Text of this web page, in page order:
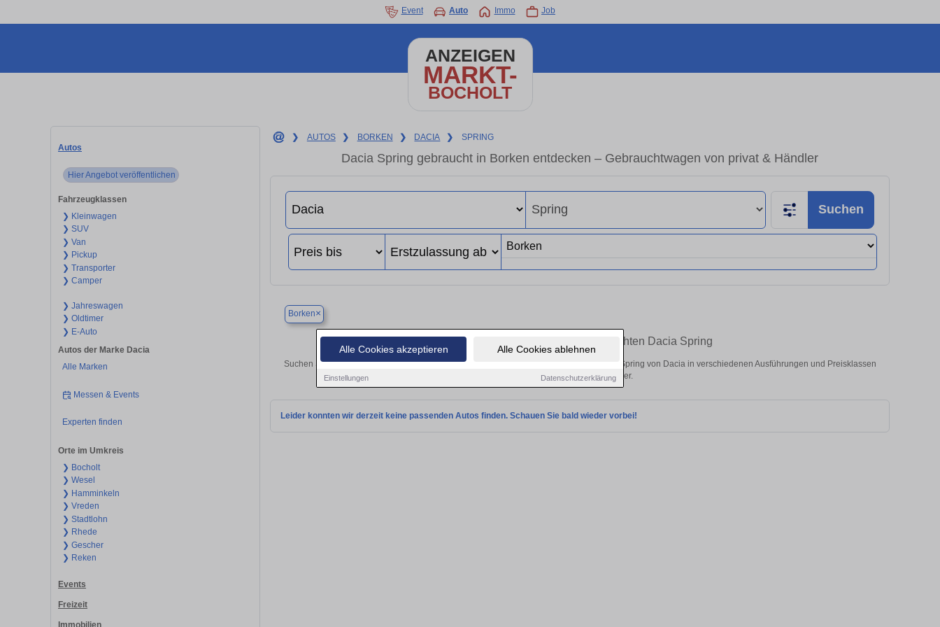
Alle Cookies akzeptieren Alle Cookies ablehnen
Einstellungen Datenschutzerklärung
Event Auto Immo Job
ANZEIGEN
MARKT-
BOCHOLT
Autos
Hier Angebot veröffentlichen
Fahrzeugklassen
❯ Kleinwagen
❯ SUV
❯ Van
❯ Pickup
❯ Transporter
❯ Camper
❯ Jahreswagen
❯ Oldtimer
❯ E-Auto
Autos der Marke Dacia
Alle Marken
Messen & Events
Experten finden
Orte im Umkreis
❯ Bocholt
❯ Wesel
❯ Hamminkeln
❯ Vreden
❯ Stadtlohn
❯ Rhede
❯ Gescher
❯ Reken
Events
Freizeit
Immobilien
❯ AUTOS ❯ BORKEN ❯ DACIA ❯ SPRING
Dacia Spring gebraucht in Borken entdecken – Gebrauchtwagen von privat & Händler
Suchen
Borken×
Finden Sie in Borken Ihren gebrauchten Dacia Spring
Suchen Sie in Borken einen Dacia Spring Gebrauchtwagen? Entdecken Sie gebrauchte Spring von Dacia in verschiedenen Ausführungen und Preisklassen
von privat und vom Händler.
Leider konnten wir derzeit keine passenden Autos finden. Schauen Sie bald wieder vorbei!